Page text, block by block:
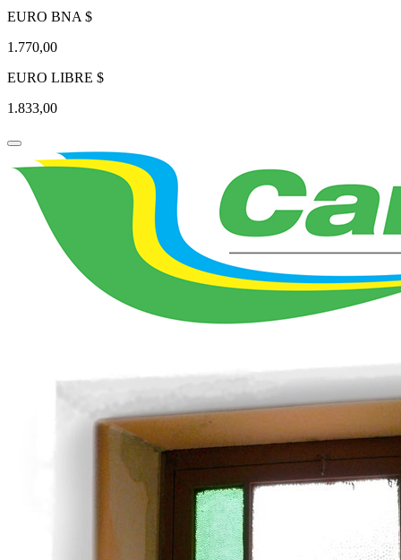
EURO BNA $
1.770,00
EURO LIBRE $
1.833,00